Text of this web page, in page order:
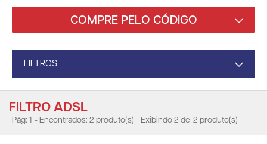
COMPRE PELO CÓDIGO
FILTROS
FILTRO ADSL
Pág: 1 - Encontrados: 2 produto(s) | Exibindo 2 de 2 produto(s)